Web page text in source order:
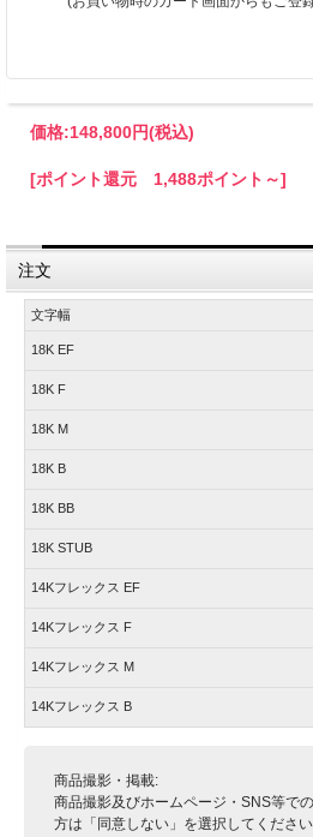
価格:148,800円(税込)
[ポイント還元 1,488ポイント～]
注文
文字幅
18K EF
18K F
18K M
18K B
18K BB
18K STUB
14Kフレックス EF
14Kフレックス F
14Kフレックス M
14Kフレックス B
商品撮影・掲載:
商品撮影及びホームページ・SNS等で
方は「同意しない」を選択してください